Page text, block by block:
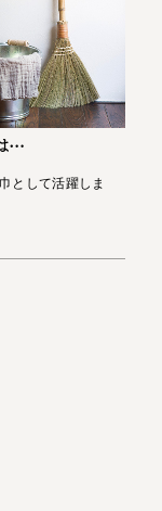
…
として活躍しま